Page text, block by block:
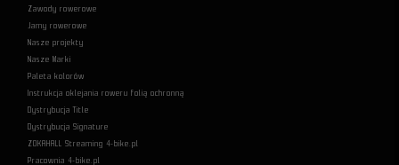
Zawody rowerowe
Jamy rowerowe
Nasze projekty
Nasze Marki
Paleta kolorów
Instrukcja oklejania roweru folią ochronną
Dystrybucja Title
Dystrybucja Signature
ZOKAHALL Streaming 4-bike.pl
Pracownia 4-bike.pl